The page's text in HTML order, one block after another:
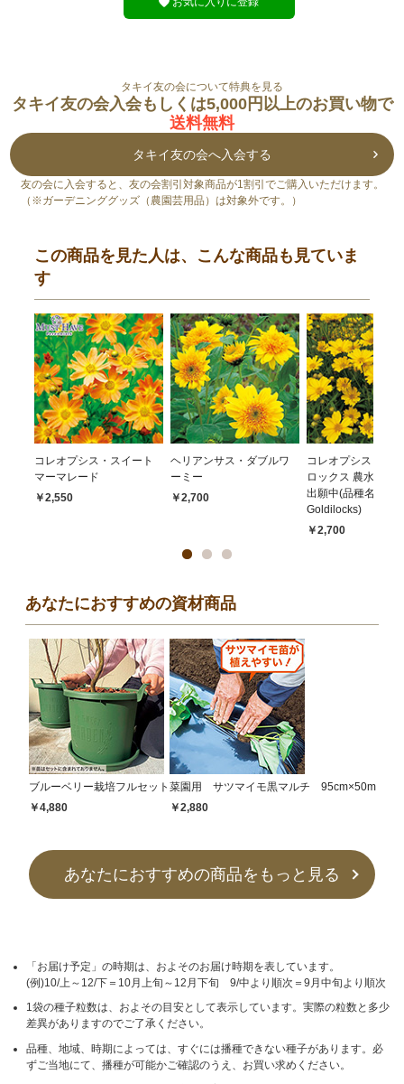
タキイ友の会について特典を見る
タキイ友の会入会もしくは5,000円以上のお買い物で
送料無料
タキイ友の会へ入会する
友の会に入会すると、友の会割引対象商品が1割引でご購入いただけます。
（※ガーデニンググッズ（農園芸用品）は対象外です。）
この商品を見た人は、こんな商品も見ていま
す
コレオプシス・スイート
マーマレード
￥2,550
ヘリアンサス・ダブルワ
ーミー
￥2,700
コレオプシス・ゴ
ロックス 農水省品
出願中(品種名：
Goldilocks)
￥2,700
あなたにおすすめの資材商品
ブルーベリー栽培フルセット
￥4,880
菜園用 サツマイモ黒マルチ 95cm×50m
￥2,880
あなたにおすすめの商品をもっと見る
「お届け予定」の時期は、およそのお届け時期を表しています。
(例)10/上～12/下＝10月上旬～12月下旬 9/中より順次＝9月中旬より順次
1袋の種子粒数は、およその目安として表示しています。実際の粒数と多少
差異がありますのでご了承ください。
品種、地域、時期によっては、すぐには播種できない種子があります。必
ずご当地にて、播種が可能かご確認のうえ、お買い求めください。